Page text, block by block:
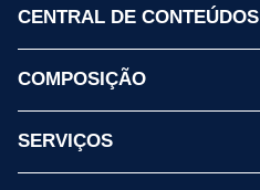
CENTRAL DE CONTEÚDOS
COMPOSIÇÃO
SERVIÇOS